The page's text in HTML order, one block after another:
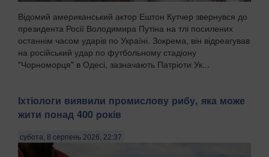
Відомий американський актор Ештон Кутчер звернувся до
президента Росії Володимира Путіна на тлі посилених
останнім часом ударів по Україні. Зокрема, він відреагував
на російський удар по футбольному стадіону
"Чорноморця" в Одесі, зазначають Патріоти Ук...
Іхтіологи виявили промислову рибу, яка може
жити понад 400 років
субота, 8 серпень 2026, 22:37